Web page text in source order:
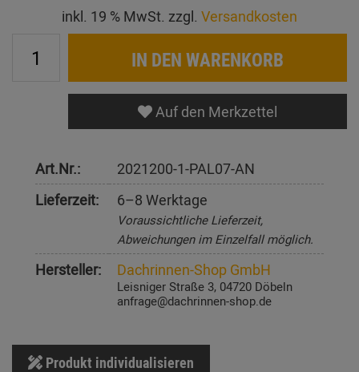
inkl. 19 % MwSt. zzgl. Versandkosten
IN DEN WARENKORB
Auf den Merkzettel
Art.Nr.:
2021200-1-PAL07-AN
Lieferzeit:
6–8 Werktage
Voraussichtliche Lieferzeit,
Abweichungen im Einzelfall möglich.
Hersteller: Dachrinnen-Shop GmbH
Leisniger Straße 3, 04720 Döbeln
anfrage@dachrinnen-shop.de
Produkt individualisieren